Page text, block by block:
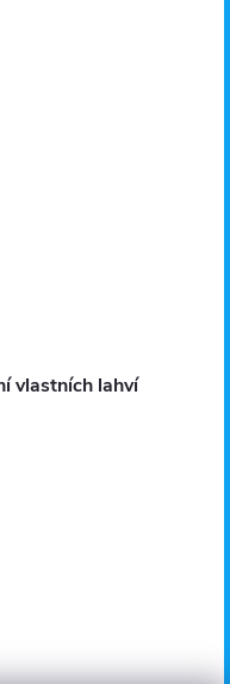
vlastních lahví